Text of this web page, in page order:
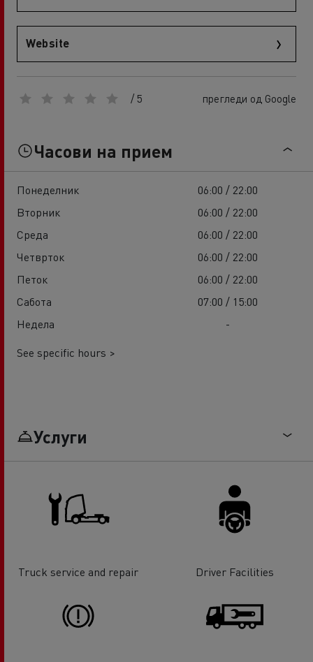
Website
/ 5 прегледи од Google
Часови на прием
Понеделник
06:00 / 22:00
Вторник
06:00 / 22:00
Среда
06:00 / 22:00
Четврток
06:00 / 22:00
Петок
06:00 / 22:00
Сабота
07:00 / 15:00
Недела
-
See specific hours >
Услуги
Truck service and repair Driver Facilities